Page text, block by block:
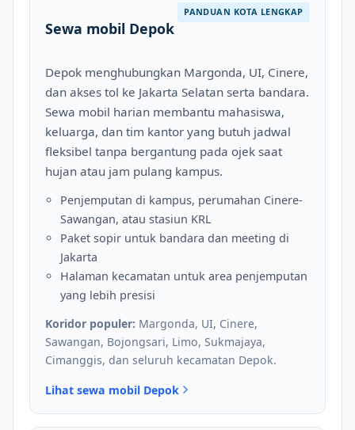
Sewa mobil Depok
PANDUAN KOTA LENGKAP
Depok menghubungkan Margonda, UI, Cinere,
dan akses tol ke Jakarta Selatan serta bandara.
Sewa mobil harian membantu mahasiswa,
keluarga, dan tim kantor yang butuh jadwal
fleksibel tanpa bergantung pada ojek saat
hujan atau jam pulang kampus.
Penjemputan di kampus, perumahan Cinere-
Sawangan, atau stasiun KRL
Paket sopir untuk bandara dan meeting di
Jakarta
Halaman kecamatan untuk area penjemputan
yang lebih presisi
Koridor populer: Margonda, UI, Cinere,
Sawangan, Bojongsari, Limo, Sukmajaya,
Cimanggis, dan seluruh kecamatan Depok.
Lihat sewa mobil Depok